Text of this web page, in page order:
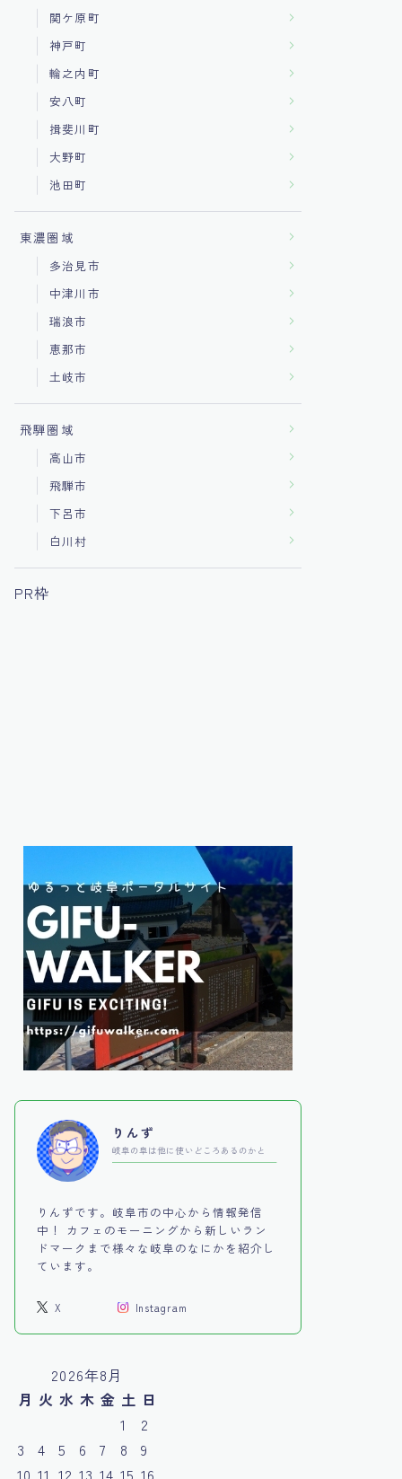
関ケ原町
神戸町
輪之内町
安八町
揖斐川町
大野町
池田町
東濃圏域
多治見市
中津川市
瑞浪市
恵那市
土岐市
飛騨圏域
高山市
飛騨市
下呂市
白川村
PR枠
りんず
岐阜の阜は他に使いどころあるのかと
りんずです。岐阜市の中心から情報発信
中！ カフェのモーニングから新しいラン
ドマークまで様々な岐阜のなにかを紹介し
ています。
X Instagram
2026年8月
月 火 水 木 金 土 日
1
2
3
4 5 6 7 8
9
10 11 12 13 14 15 16